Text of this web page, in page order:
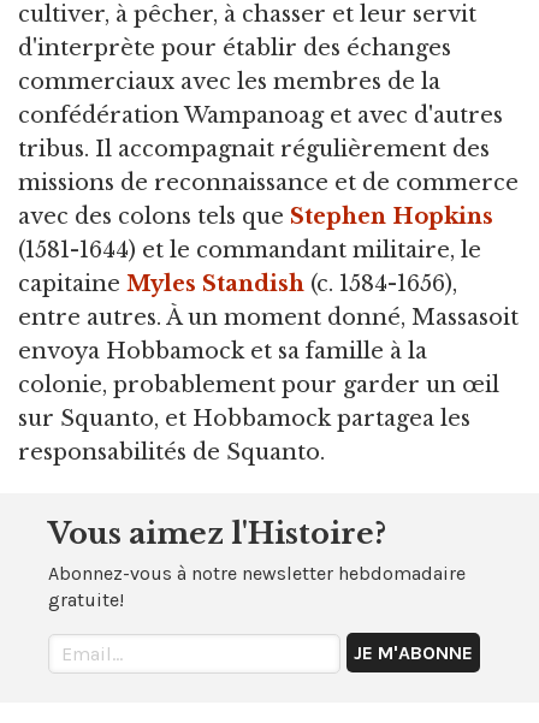
cultiver, à pêcher, à chasser et leur servit
d'interprète pour établir des échanges
commerciaux avec les membres de la
confédération Wampanoag et avec d'autres
tribus. Il accompagnait régulièrement des
missions de reconnaissance et de commerce
avec des colons tels que Stephen Hopkins
(1581-1644) et le commandant militaire, le
capitaine Myles Standish (c. 1584-1656),
entre autres. À un moment donné, Massasoit
envoya Hobbamock et sa famille à la
colonie, probablement pour garder un œil
sur Squanto, et Hobbamock partagea les
responsabilités de Squanto.
Vous aimez l'Histoire?
Abonnez-vous à notre newsletter hebdomadaire
gratuite!